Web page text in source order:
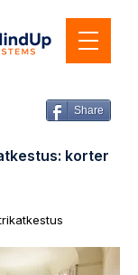
Share
korter